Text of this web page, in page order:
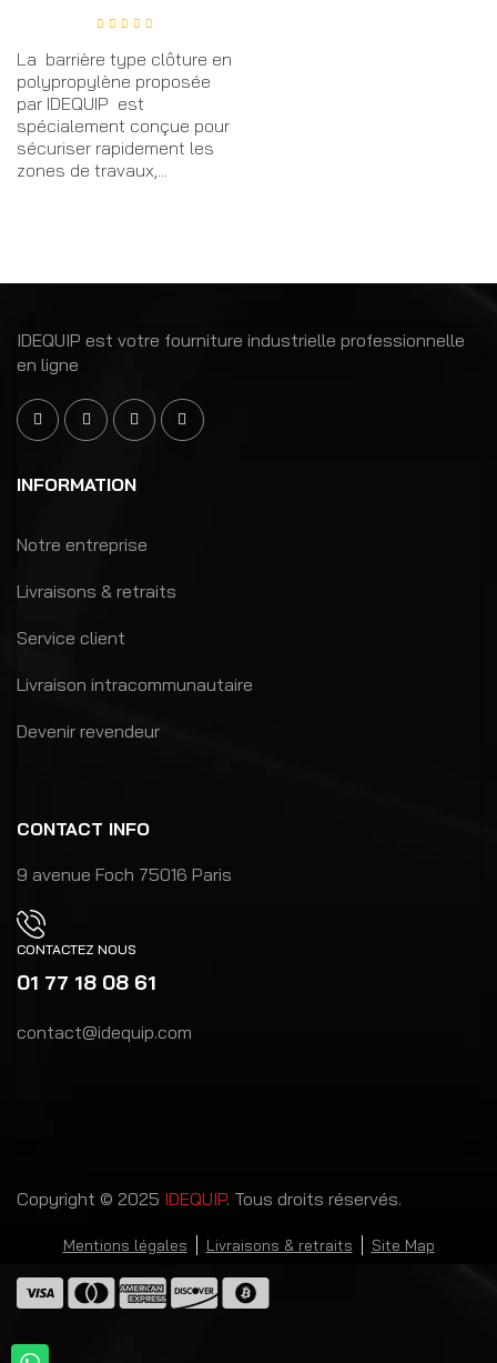
La barrière type clôture en
polypropylène proposée
par IDEQUIP est
spécialement conçue pour
sécuriser rapidement les
zones de travaux,...
IDEQUIP est votre fourniture industrielle professionnelle
en ligne
INFORMATION
Notre entreprise
Livraisons & retraits
Service client
Livraison intracommunautaire
Devenir revendeur
CONTACT INFO
9 avenue Foch 75016 Paris
CONTACTEZ NOUS
01 77 18 08 61
contact@idequip.com
Copyright © 2025 IDEQUIP. Tous droits réservés.
Mentions légales Livraisons & retraits Site Map